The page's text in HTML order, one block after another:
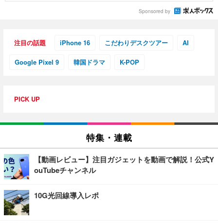
Sponsored by
注目の話題 iPhone 16 こだわりデスクツアー AI
Google Pixel 9 韓国ドラマ K-POP
PICK UP
特集・連載
【動画レビュー】注目ガジェットを動画で解説！公式Y
ouTubeチャンネル
10G光回線導入レポ